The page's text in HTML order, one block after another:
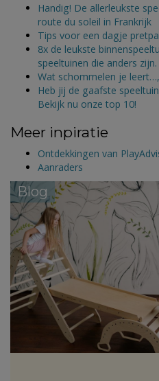
Handig! De allerleukste
route du soleil in Frankrijk
Tips voor een dagje
8x de leukste
speeltuinen die anders zijn.
Wat schommelen je
Heb jij de gaafste
Bekijk nu onze top 10!
Meer inpiratie
Ontdekkingen van
Aanraders
Blog